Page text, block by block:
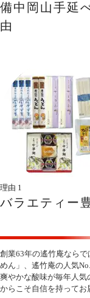
備中岡山手延
由
理由 1
バラエティー
創業63年の遙竹庵なら
めん」、遙竹庵の人気
爽やかな酸味が毎年人
からこそ自信を持ってお